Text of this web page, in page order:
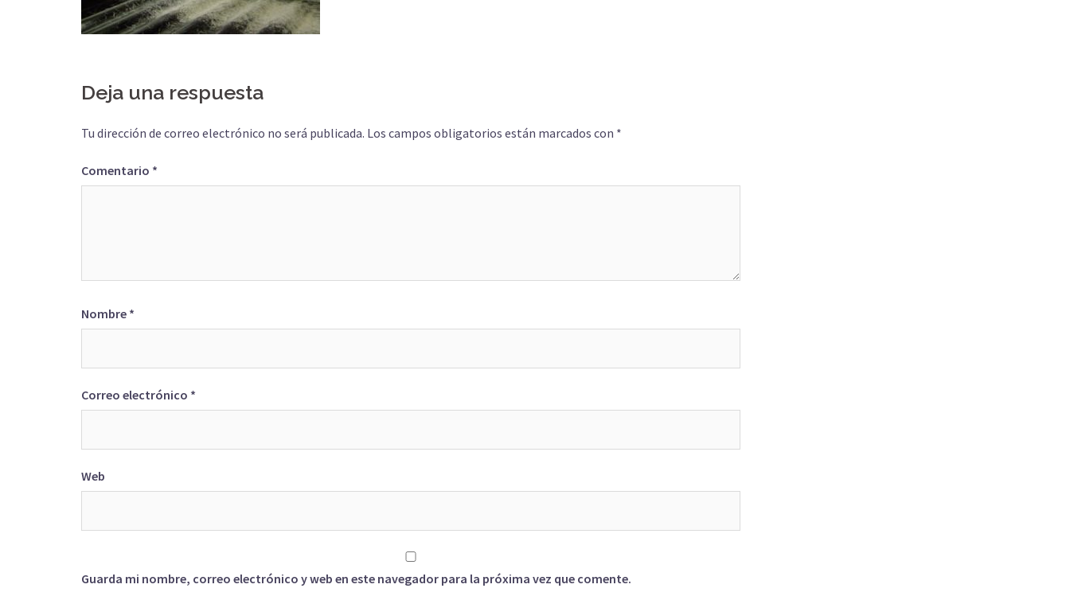
Deja una respuesta
Tu dirección de correo electrónico no será publicada. Los campos obligatorios están marcados con *
Comentario *
Nombre *
Correo electrónico *
Web
Guarda mi nombre, correo electrónico y web en este navegador para la próxima vez que comente.